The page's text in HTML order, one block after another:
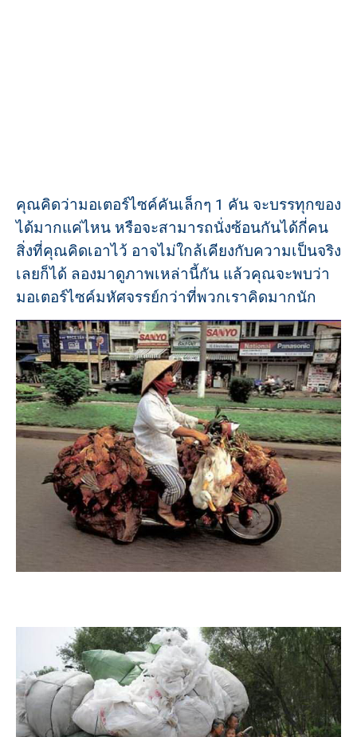
คุณคิดว่ามอเตอร์ไซค์คันเล็กๆ 1 คัน จะบรรทุกของ
ได้มากแค่ไหน หรือจะสามารถนั่งซ้อนกันได้กี่คน
สิ่งที่คุณคิดเอาไว้ อาจไม่ใกล้เคียงกับความเป็นจริง
เลยก็ได้ ลองมาดูภาพเหล่านี้กัน แล้วคุณจะพบว่า
มอเตอร์ไซค์มหัศจรรย์กว่าที่พวกเราคิดมากนัก